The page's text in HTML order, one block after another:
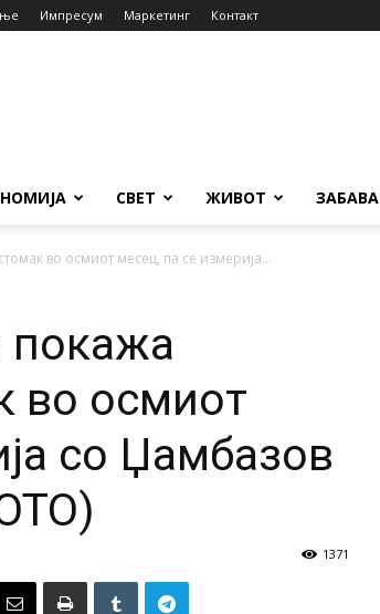
Импресум Маркетинг Контакт
СВЕТ ЖИВОТ ЗАБАВА
во осмиот месец, па се измерија...
покажа
во осмиот
со Џамбазов
1371